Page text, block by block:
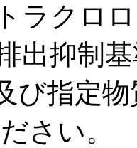
ラクロ
出抑制
び指定
さい。